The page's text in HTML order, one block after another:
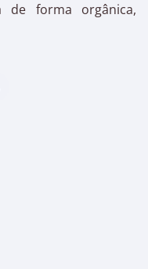
de forma orgânica,